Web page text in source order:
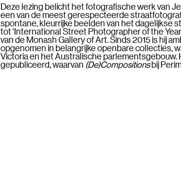
Deze lezing belicht het fotografische werk van
een van de meest gerespecteerde
spontane, kleurrijke beelden van het dagelijkse
tot ‘International Street Photographer of the
van de Monash Gallery of Art. Sinds 2015 is hij
opgenomen in belangrijke openbare collecties,
Victoria en het Australische
gepubliceerd, waarvan (De)Compositionsbij